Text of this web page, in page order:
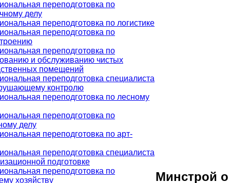
переподготовка по
делу
переподготовка по логистике
переподготовка по
переподготовка по
и обслуживанию чистых
помещений
переподготовка специалиста
контролю
переподготовка по лесному
переподготовка по
делу
переподготовка по арт-
переподготовка специалиста
подготовке
переподготовка по
хозяйству
Минстрой о